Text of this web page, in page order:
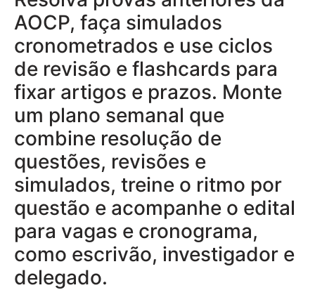
AOCP, faça simulados
cronometrados e use ciclos
de revisão e flashcards para
fixar artigos e prazos. Monte
um plano semanal que
combine resolução de
questões, revisões e
simulados, treine o ritmo por
questão e acompanhe o edital
para vagas e cronograma,
como escrivão, investigador e
delegado.